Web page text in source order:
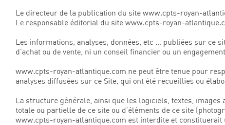
Le directeur de la publication du site www.cpts-royan-
Le responsable éditorial du site www.cpts-royan-
Les informations, analyses, données, etc … publiées sur ce
d’achat ou de vente, ni un conseil financier ou un
www.cpts-royan-atlantique.com ne peut être tenue pour
analyses diffusées sur ce Site, qui ont été recueillies ou
La structure générale, ainsi que les logiciels, textes,
totale ou partielle de ce site ou d’éléments de ce site
www.cpts-royan-atlantique.com est interdite et